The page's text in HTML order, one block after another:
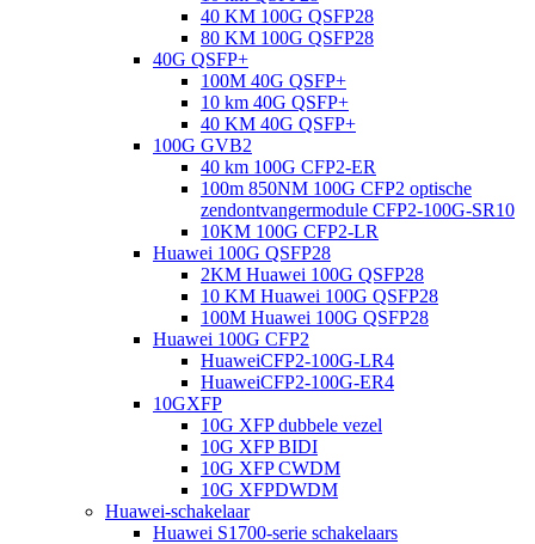
40 KM 100G QSFP28
80 KM 100G QSFP28
40G QSFP+
100M 40G QSFP+
10 km 40G QSFP+
40 KM 40G QSFP+
100G GVB2
40 km 100G CFP2-ER
100m 850NM 100G CFP2 optische
zendontvangermodule CFP2-100G-SR10
10KM 100G CFP2-LR
Huawei 100G QSFP28
2KM Huawei 100G QSFP28
10 KM Huawei 100G QSFP28
100M Huawei 100G QSFP28
Huawei 100G CFP2
HuaweiCFP2-100G-LR4
HuaweiCFP2-100G-ER4
10GXFP
10G XFP dubbele vezel
10G XFP BIDI
10G XFP CWDM
10G XFPDWDM
Huawei-schakelaar
Huawei S1700-serie schakelaars